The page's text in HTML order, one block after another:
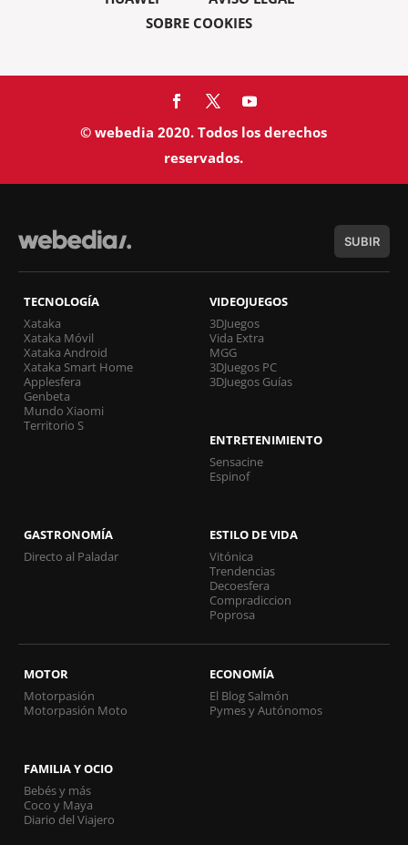
SOBRE COOKIES
© webedia 2020. Todos los derechos
reservados.
SUBIR
TECNOLOGÍA
Xataka
Xataka Móvil
Xataka Android
Xataka Smart Home
Applesfera
Genbeta
Mundo Xiaomi
Territorio S
VIDEOJUEGOS
3DJuegos
Vida Extra
MGG
3DJuegos PC
3DJuegos Guías
ENTRETENIMIENTO
Sensacine
Espinof
GASTRONOMÍA
Directo al Paladar
ESTILO DE VIDA
Vitónica
Trendencias
Decoesfera
Compradiccion
Poprosa
MOTOR
Motorpasión
Motorpasión Moto
ECONOMÍA
El Blog Salmón
Pymes y Autónomos
FAMILIA Y OCIO
Bebés y más
Coco y Maya
Diario del Viajero